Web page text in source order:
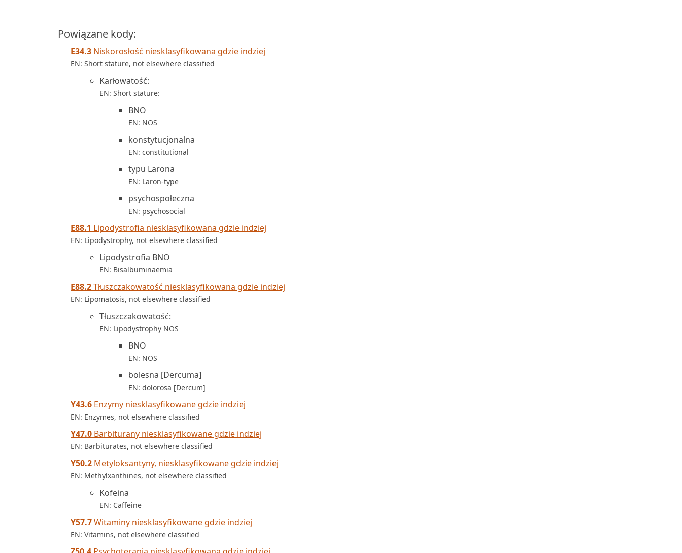
Powiązane kody:
E34.3 Niskorosłość niesklasyfikowana gdzie indziej
EN: Short stature, not elsewhere classified
Karłowatość:
EN: Short stature:
BNO
EN: NOS
konstytucjonalna
EN: constitutional
typu Larona
EN: Laron-type
psychospołeczna
EN: psychosocial
E88.1 Lipodystrofia niesklasyfikowana gdzie indziej
EN: Lipodystrophy, not elsewhere classified
Lipodystrofia BNO
EN: Bisalbuminaemia
E88.2Tłuszczakowatość niesklasyfikowana gdzie indziej
EN: Lipomatosis, not elsewhere classified
Tłuszczakowatość:
EN: Lipodystrophy NOS
BNO
EN: NOS
bolesna [Dercuma]
EN: dolorosa [Dercum]
Y43.6 Enzymy niesklasyfikowane gdzie indziej
EN: Enzymes, not elsewhere classified
Y47.0 Barbiturany niesklasyfikowane gdzie indziej
EN: Barbiturates, not elsewhere classified
Y50.2 Metyloksantyny, niesklasyfikowane gdzie indziej
EN: Methylxanthines, not elsewhere classified
Kofeina
EN: Caffeine
Y57.7Witaminy niesklasyfikowane gdzie indziej
EN: Vitamins, not elsewhere classified